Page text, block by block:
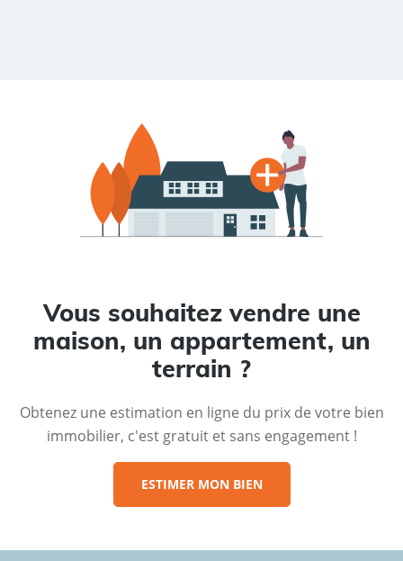
Vous souhaitez vendre une
maison, un appartement, un
terrain ?
Obtenez une estimation en ligne du prix de votre bien
immobilier, c'est gratuit et sans engagement !
ESTIMER MON BIEN